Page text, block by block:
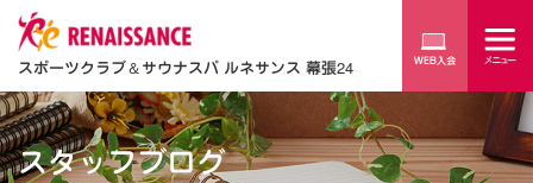
スポーツクラブ＆サウナスパ ルネサンス 幕張24
スタッフブログ